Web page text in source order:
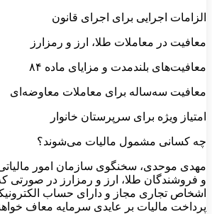
الزامات اجرایی برای اجرای قانون
معافیت در معاملات طلا، ارز و رمزارز
معافیت‌های بلندمدت و مزایای ماده ۸۴
معافیت سه‌ساله برای معاملات معاوضه‌ای
امتیاز ویژه برای سرپرستان خانوار
چه کسانی مشمول مالیات می‌شوند؟
مهدی موحدی، سخنگوی سازمان امور مالیاتی
و فروشندگان طلا، ارز و رمزارز در صورتی
اشخاص تجاری مجاز و دارای حساب
پرداخت مالیات بر عایدی سرمایه معاف